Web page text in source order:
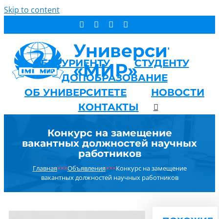
Skip to content
АБИТУРИЕНТУ
СТУДЕНТУ
ДОПОБРАЗОВАНИЕ
ОБ УНИВЕРСИТЕТЕ
НОВОСТИ
КОНТАКТЫ
Конкурс на замещение
вакантных должностей научных
работников
Главная×××Объявления×××Конкурс на замещение
вакантных должностей научных работников